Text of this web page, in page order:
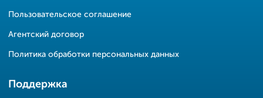
Пользовательское соглашение
Агентский договор
Политика обработки персональных данных
Поддержка